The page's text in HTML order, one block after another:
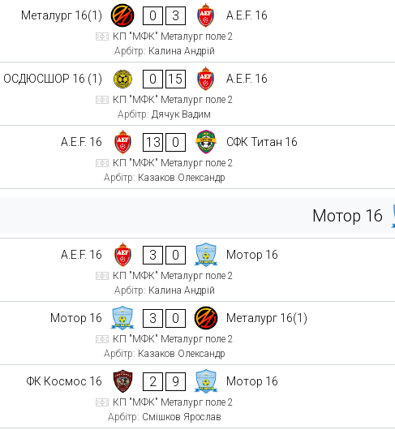
Металург 16(1) 0 3 A.E.F. 16
КП "МФК" Металург поле 2
Арбітр: Калина Андрій
ОСДЮСШОР 16 (1) 0 15 A.E.F. 16
КП "МФК" Металург поле 2
Арбітр: Дячук Вадим
A.E.F. 16 13 0 СФК Титан 16
КП "МФК" Металург поле 2
Арбітр: Казаков Олександр
Мотор 16
A.E.F. 16 3 0 Мотор 16
КП "МФК" Металург поле 2
Арбітр: Калина Андрій
Мотор 16 3 0 Металург 16(1)
КП "МФК" Металург поле 2
Арбітр: Казаков Олександр
ФК Космос 16 2 9 Мотор 16
КП "МФК" Металург поле 2
Арбітр: Смішков Ярослав